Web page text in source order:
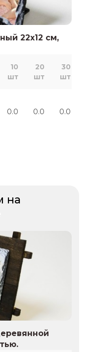
22х12 см,
10
шт
20
шт
30
шт
0.0 0.0 0.0
на